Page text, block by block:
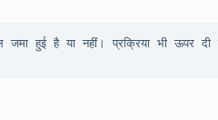
हुई है या नहीं। प्रक्रिया भी ऊपर